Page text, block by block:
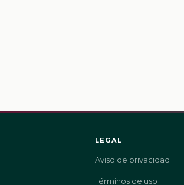
LEGAL
Aviso de privacidad
Términos de uso